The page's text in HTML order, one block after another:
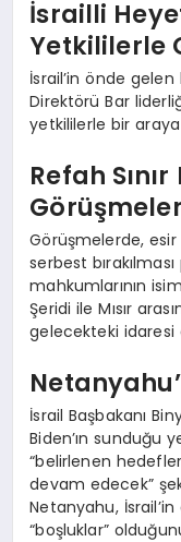
İsrailli
Yetkililerle
İsrail’in önde
Direktörü Bar
yetkililerle bir
Refah
Görüşmelerde, esir
serbest
mahkumlarının
Şeridi ile Mısır
gelecekteki idaresi
İsrail Başbakanı
Biden’ın sunduğu
“belirlenen
devam edecek”
Netanyahu, İsrail’in
“boşluklar”